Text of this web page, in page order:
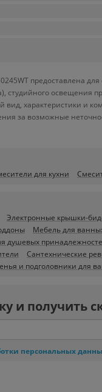
предоставлена
студийного
характеристики и
за возможные
для кухни
Электронные крышки-
Мебель для
душевых
Сантехнические
и подголовники для
и получить
персональных